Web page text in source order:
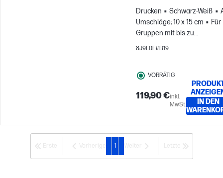
Drucken
Schwarz-Weiß
Umschläge; 10 x 15 cm
Für
Gruppen mit bis zu
5 Benutzern
8J9L0F#B19
VORRÄTIG
119,90 €inkl.
MwSt.
IN DEN
1